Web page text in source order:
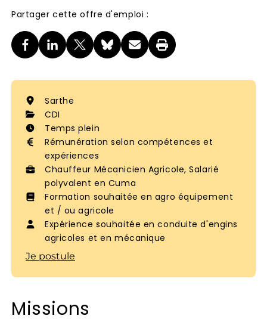
Partager cette offre d'emploi :
Sarthe
CDI
Temps plein
Rémunération selon compétences et
expériences
Chauffeur Mécanicien Agricole, Salarié
polyvalent en Cuma
Formation souhaitée en agro équipement
et / ou agricole
Expérience souhaitée en conduite d'engins
agricoles et en mécanique
Je postule
Missions